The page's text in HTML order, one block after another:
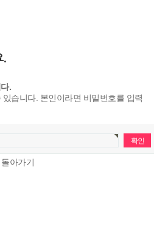
.
.
습니다. 본인이라면 비밀번호를 입력
돌아가기